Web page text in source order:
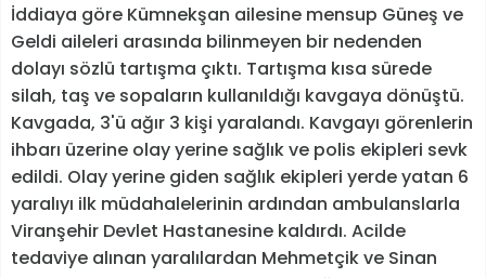
İddiaya göre Kümnekşan ailesine mensup Güneş ve
Geldi aileleri arasında bilinmeyen bir nedenden
dolayı sözlü tartışma çıktı. Tartışma kısa sürede
silah, taş ve sopaların kullanıldığı kavgaya dönüştü.
Kavgada, 3'ü ağır 3 kişi yaralandı. Kavgayı görenlerin
ihbarı üzerine olay yerine sağlık ve polis ekipleri sevk
edildi. Olay yerine giden sağlık ekipleri yerde yatan 6
yaralıyı ilk müdahalelerinin ardından ambulanslarla
Viranşehir Devlet Hastanesine kaldırdı. Acilde
tedaviye alınan yaralılardan Mehmetçik ve Sinan